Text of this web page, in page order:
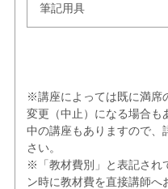
筆記用具
※講座によっては既に満席
変更（中止）になる場合も
中の講座もありますので、
さい。
※「教材費別」と表記され
ン時に教材費を直接講師へ